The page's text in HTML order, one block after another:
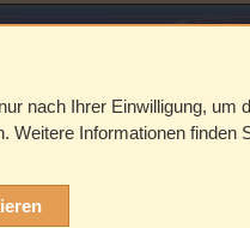
Sonny
nach Ihrer Einwilligung, um
Weitere Informationen finden